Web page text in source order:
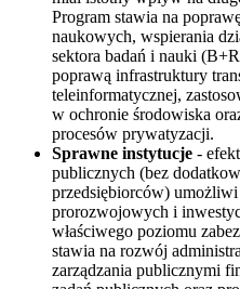
Program stawia na
naukowych, wspierania
sektora badań i nauki
poprawą infrastruktury
teleinformatycznej,
w ochronie środowiska
procesów prywatyzacji.
Sprawne instytucje -
publicznych (bez
przedsiębiorców)
prorozwojowych i
właściwego poziomu
stawia na rozwój
zarządzania publicznymi